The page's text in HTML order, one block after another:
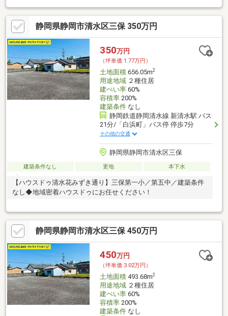
静岡県静岡市清水区三保 350万円
350万円
（坪単価:1.77万円）
土地面積656.05m2
用途地域２種住居
建ぺい率60%
容積率200%
建築条件なし
静岡鉄道静岡清水線 新清水駅 バス
21分/「白浜町」バス停 停歩7分
その他の交通
静岡県静岡市清水区三保
建築条件なし 更地 本下水
【ハウスドゥ清水花みずき通り】三保第一小／第五中／建築条件
なし◆地域密着ハウスドゥにお任せください！
静岡県静岡市清水区三保 450万円
450万円
（坪単価:3.02万円）
土地面積493.68m2
用途地域２種住居
建ぺい率60%
容積率200%
建築条件なし